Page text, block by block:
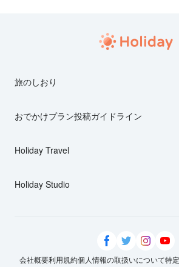
旅のしおり
おでかけプラン投稿ガイドライン
Holiday Travel
Holiday Studio
会社概要利用規約個人情報の取扱いについて特